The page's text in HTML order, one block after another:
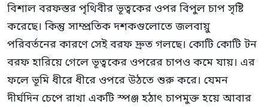
বিশাল বরফস্তর পৃথিবীর ভূত্বকের ওপর বিপুল চাপ সৃষ্টি
করেছে। কিন্তু সাম্প্রতিক দশকগুলোতে জলবায়ু
পরিবর্তনের কারণে সেই বরফ দ্রুত গলছে। কোটি কোটি টন
বরফ হারিয়ে গেলে ভূত্বকের ওপরের চাপও কমে যায়। এর
ফলে ভূমি ধীরে ধীরে ওপরে উঠতে শুরু করে। যেমন
দীর্ঘদিন চেপে রাখা একটি স্পঞ্জ হঠাৎ চাপমুক্ত হয়ে আবার